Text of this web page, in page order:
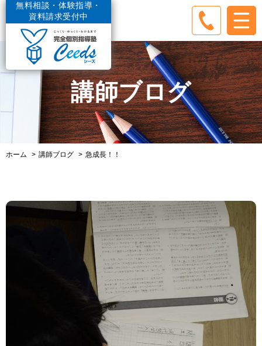
無料相談・体験指導・
資料請求受付中
講師ブログ
ホーム 講師ブログ 急成長！！